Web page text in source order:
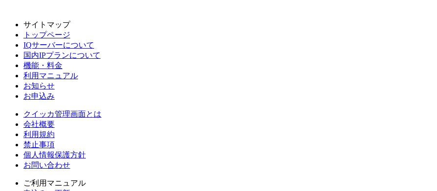
サイトマップ
トップページ
IQサーバーについて
国内IPプランについて
機能・料金
利用マニュアル
お知らせ
お申込み
クイッカ管理画面とは
会社概要
利用規約
禁止事項
個人情報保護方針
お問い合わせ
ご利用マニュアル